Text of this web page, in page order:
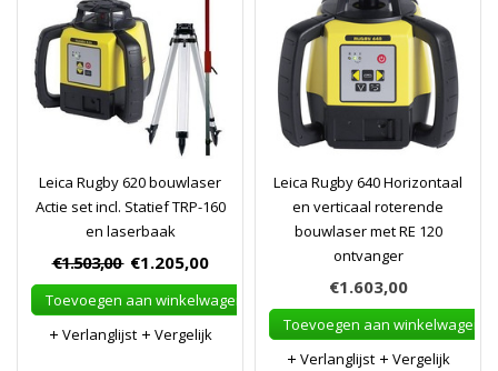
Leica Rugby 620 bouwlaser
Actie set incl. Statief TRP-160
en laserbaak
€1.503,00 €1.205,00
Toevoegen aan winkelwagen
Verlanglijst
Vergelijk
Leica Rugby 640 Horizontaal
en verticaal roterende
bouwlaser met RE 120
ontvanger
€1.603,00
Toevoegen aan winkelwagen
Verlanglijst
Vergelijk